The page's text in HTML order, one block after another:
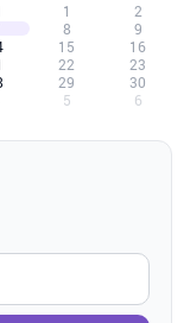
1
2
8
9
15
16
22
23
29
30
5 6